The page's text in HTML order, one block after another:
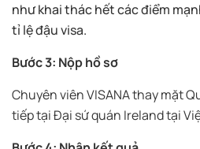
như khai thác hết các điểm
tỉ lệ đậu visa.
Bước 3: Nộp hồ sơ
Chuyên viên VISANA thay mặt
tiếp tại Đại sứ quán Ireland tại